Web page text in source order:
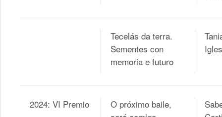
Tecelás da terra.
Sementes con
memoria e futuro
2024: VI Premio
O próximo baile,